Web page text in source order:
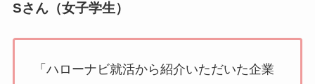
Sさん（女子学生）
「ハローナビ就活から紹介いただいた企業